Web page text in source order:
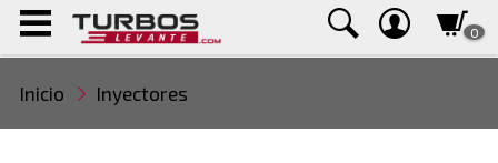
0
Inicio Inyectores